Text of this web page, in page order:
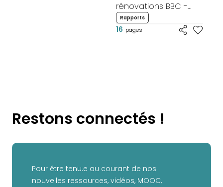
rénovations BBC -
Synthèse
Rapports
16 pages
Restons connectés !
Pour être tenu.e au courant de nos
nouvelles ressources, vidéos, MOOC,